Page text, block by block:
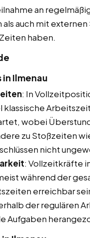
an
auch mit
haben.
Ilmenau
: In
klassische
wobei
zu Stoßzeiten
nicht
: Vollzeitkräfte
während der
erreichbar
der regulären
Aufgaben